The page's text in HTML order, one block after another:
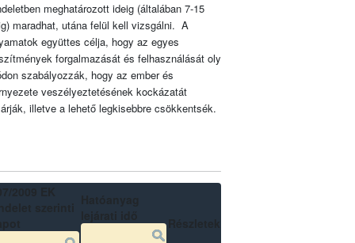
meghatározott ideig (általában 7-15
maradhat, utána felül kell vizsgálni. A
együttes célja, hogy az egyes
forgalmazását és felhasználását oly
szabályozzák, hogy az ember és
veszélyeztetésének kockázatát
illetve a lehető legkisebbre csökkentsék.